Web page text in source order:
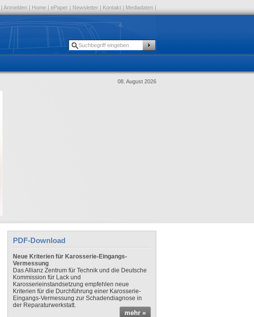
| Anmelden | Home | ePaper | Newsletter | Kontakt | Mediadaten |
08. August 2026
PDF-Download
Neue Kriterien für Karosserie-Eingangs-
Vermessung
Das Allianz Zentrum für Technik und die Deutsche
Kommission für Lack und
Karosserieinstandsetzung empfehlen neue
Kriterien für die Durchführung einer Karosserie-
Eingangs-Vermessung zur Schadendiagnose in
der Reparaturwerkstatt.
mehr »